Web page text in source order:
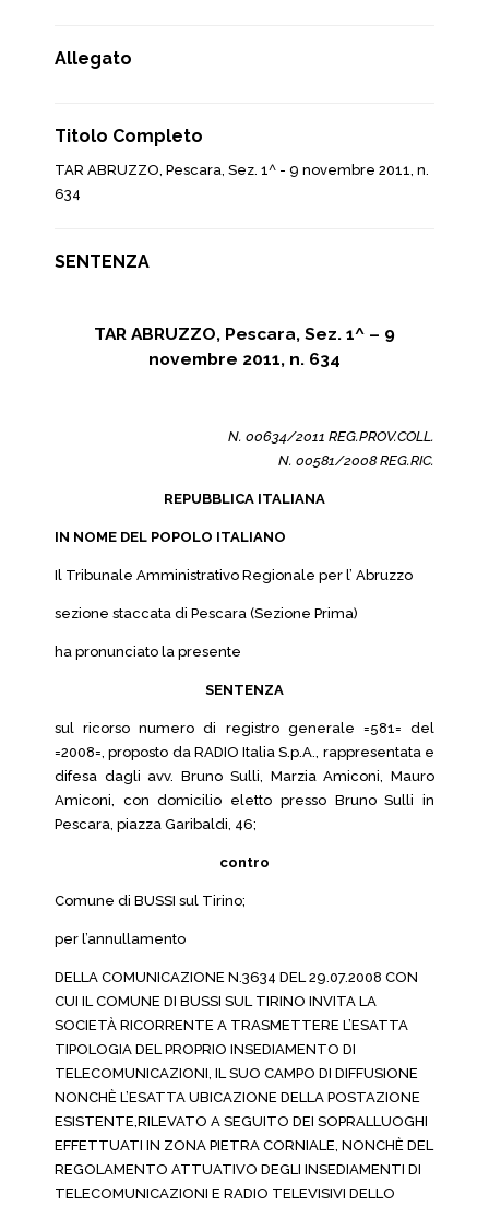
Allegato
Titolo Completo
TAR ABRUZZO, Pescara, Sez. 1^ - 9 novembre 2011, n.
634
SENTENZA
TAR ABRUZZO, Pescara, Sez. 1^ – 9
novembre 2011, n. 634
N. 00634/2011 REG.PROV.COLL.
N. 00581/2008 REG.RIC.
REPUBBLICA ITALIANA
IN NOME DEL POPOLO ITALIANO
Il Tribunale Amministrativo Regionale per l’ Abruzzo
sezione staccata di Pescara (Sezione Prima)
ha pronunciato la presente
SENTENZA
sul ricorso numero di registro generale =581= del
=2008=, proposto da RADIO Italia S.p.A., rappresentata e
difesa dagli avv. Bruno Sulli, Marzia Amiconi, Mauro
Amiconi, con domicilio eletto presso Bruno Sulli in
Pescara, piazza Garibaldi, 46;
contro
Comune di BUSSI sul Tirino;
per l’annullamento
DELLA COMUNICAZIONE N.3634 DEL 29.07.2008 CON
CUI IL COMUNE DI BUSSI SUL TIRINO INVITA LA
SOCIETÀ RICORRENTE A TRASMETTERE L’ESATTA
TIPOLOGIA DEL PROPRIO INSEDIAMENTO DI
TELECOMUNICAZIONI, IL SUO CAMPO DI DIFFUSIONE
NONCHÈ L’ESATTA UBICAZIONE DELLA POSTAZIONE
ESISTENTE,RILEVATO A SEGUITO DEI SOPRALLUOGHI
EFFETTUATI IN ZONA PIETRA CORNIALE, NONCHÈ DEL
REGOLAMENTO ATTUATIVO DEGLI INSEDIAMENTI DI
TELECOMUNICAZIONI E RADIO TELEVISIVI DELLO